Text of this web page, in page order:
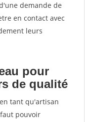
demande de
en contact avec
leurs
pour
de qualité
tant qu'artisan
pouvoir